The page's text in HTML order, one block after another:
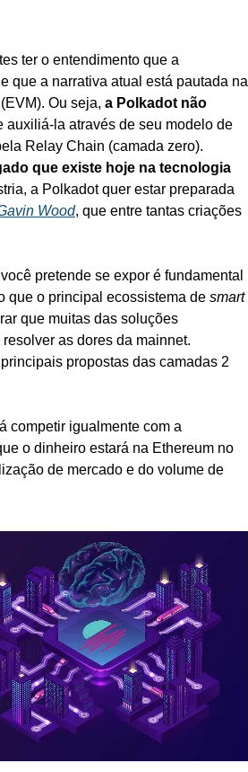
ter o entendimento que a
que a narrativa atual está pautada na
Ou seja, a Polkadot não
auxiliá-la através de seu modelo de
Relay Chain (camada zero).
que existe hoje na tecnologia
a Polkadot quer estar preparada
Wood, que entre tantas criações
pretende se expor é fundamental
que o principal ecossistema de smart
que muitas das soluções
as dores da mainnet.
propostas das camadas 2
competir igualmente com a
o dinheiro estará na Ethereum no
de mercado e do volume de